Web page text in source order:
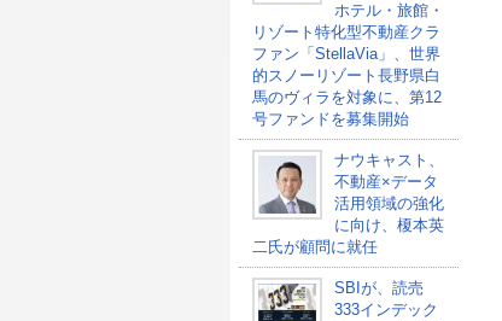
ホテル・旅館・
リゾート特化型不動産クラ
ファン「StellaVia」、世界
的スノーリゾート長野県白
馬のヴィラを対象に、第12
号ファンドを募集開始
ナウキャスト、
不動産×データ
活用領域の強化
に向け、榎本英
二氏が顧問に就任
SBIが、読売
333インデック